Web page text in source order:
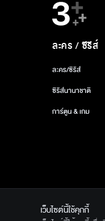
ละคร / ซีรีส์
ละคร/ซีรีส์
ซีรีส์นานาชาติ
การ์ตูน & เกม
เว็บไซต์นี้ใช้คุกกี้